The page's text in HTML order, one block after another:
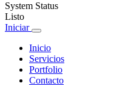
System Status
Listo
Iniciar
Inicio
Servicios
Portfolio
Contacto